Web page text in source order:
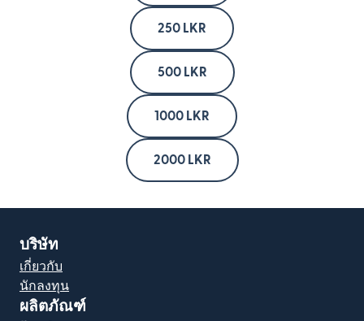
250 LKR
500 LKR
1000 LKR
2000 LKR
บริษัท
เกี่ยวกับ
นักลงทุน
ผลิตภัณฑ์